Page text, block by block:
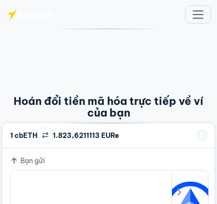
Hoán đổi tiền mã hóa trực tiếp về ví
của bạn
1 cbETH 1.823,6211113 EURe
Bạn gửi